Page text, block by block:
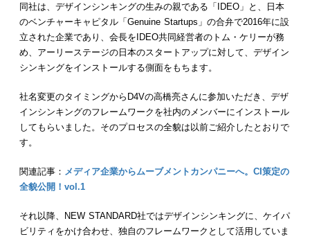
同社は、デザインシンキングの生みの親である「IDEO」と、日本
のベンチャーキャピタル「Genuine Startups」の合弁で2016年に設
立された企業であり、会長をIDEO共同経営者のトム・ケリーが務
め、アーリーステージの日本のスタートアップに対して、デザイン
シンキングをインストールする側面をもちます。
社名変更のタイミングからD4Vの高橋亮さんに参加いただき、デザ
インシンキングのフレームワークを社内のメンバーにインストール
してもらいました。そのプロセスの全貌は以前ご紹介したとおりで
す。
関連記事： メディア企業からムーブメントカンパニーへ。CI策定の
全貌公開！vol.1
それ以降、NEW STANDARD社ではデザインシンキングに、ケイパ
ビリティをかけ合わせ、独自のフレームワークとして活用していま